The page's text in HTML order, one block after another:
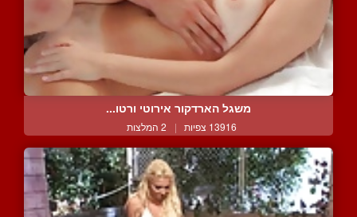
משגל הארדקור אירוטי ורטו...
13916 צפיות | 2 המלצות